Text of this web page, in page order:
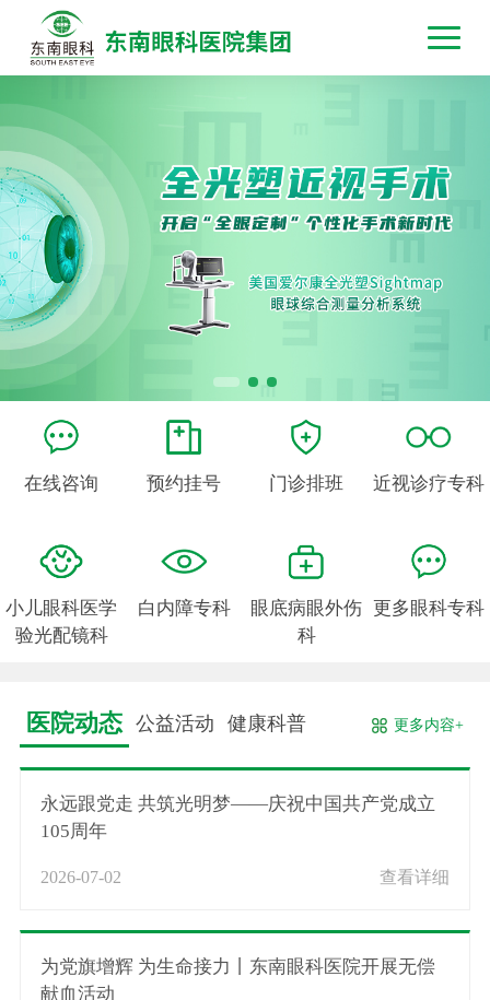
在线咨询 预约挂号 门诊排班 近视诊疗专科
小儿眼科医学
验光配镜科
白内障专科
眼底病眼外伤
科
更多眼科专科
医院动态 公益活动 健康科普 更多内容+
永远跟党走 共筑光明梦——庆祝中国共产党成立
105周年
2026-07-02 查看详细
为党旗增辉 为生命接力丨东南眼科医院开展无偿
献血活动